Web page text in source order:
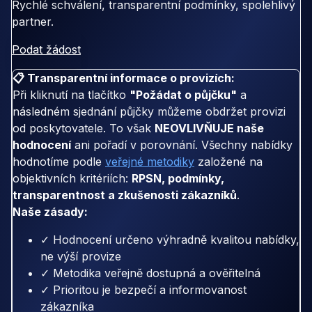
Rychlé schválení, transparentní podmínky, spolehlivý
partner.
Podat žádost
📋 Transparentní informace o provizích:
Při kliknutí na tlačítko "Požádat o půjčku" a
následném sjednání půjčky můžeme obdržet provizi
od poskytovatele. To však NEOVLIVŇUJE naše
hodnoceníani pořadí v porovnání. Všechny nabídky
hodnotíme podle veřejné metodiky založené na
objektivních kritériích: RPSN, podmínky,
transparentnost a zkušenosti zákazníků.
Naše zásady:
✓ Hodnocení určeno výhradně kvalitou nabídky,
ne výší provize
✓ Metodika veřejně dostupná a ověřitelná
✓ Prioritou je bezpečí a informovanost
zákazníka